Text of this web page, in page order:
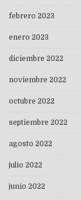
febrero 2023
enero 2023
diciembre 2022
noviembre 2022
octubre 2022
septiembre 2022
agosto 2022
julio 2022
junio 2022